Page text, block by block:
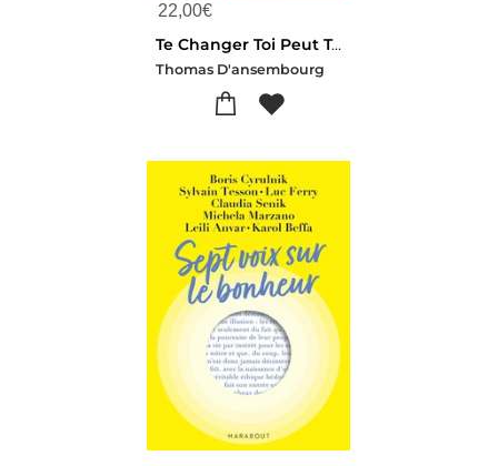
22,00€
Te Changer Toi Peut Tout Changer : Ces 5 Pieges Invisibles Qui Vous Bloquent
Thomas D'ansembourg